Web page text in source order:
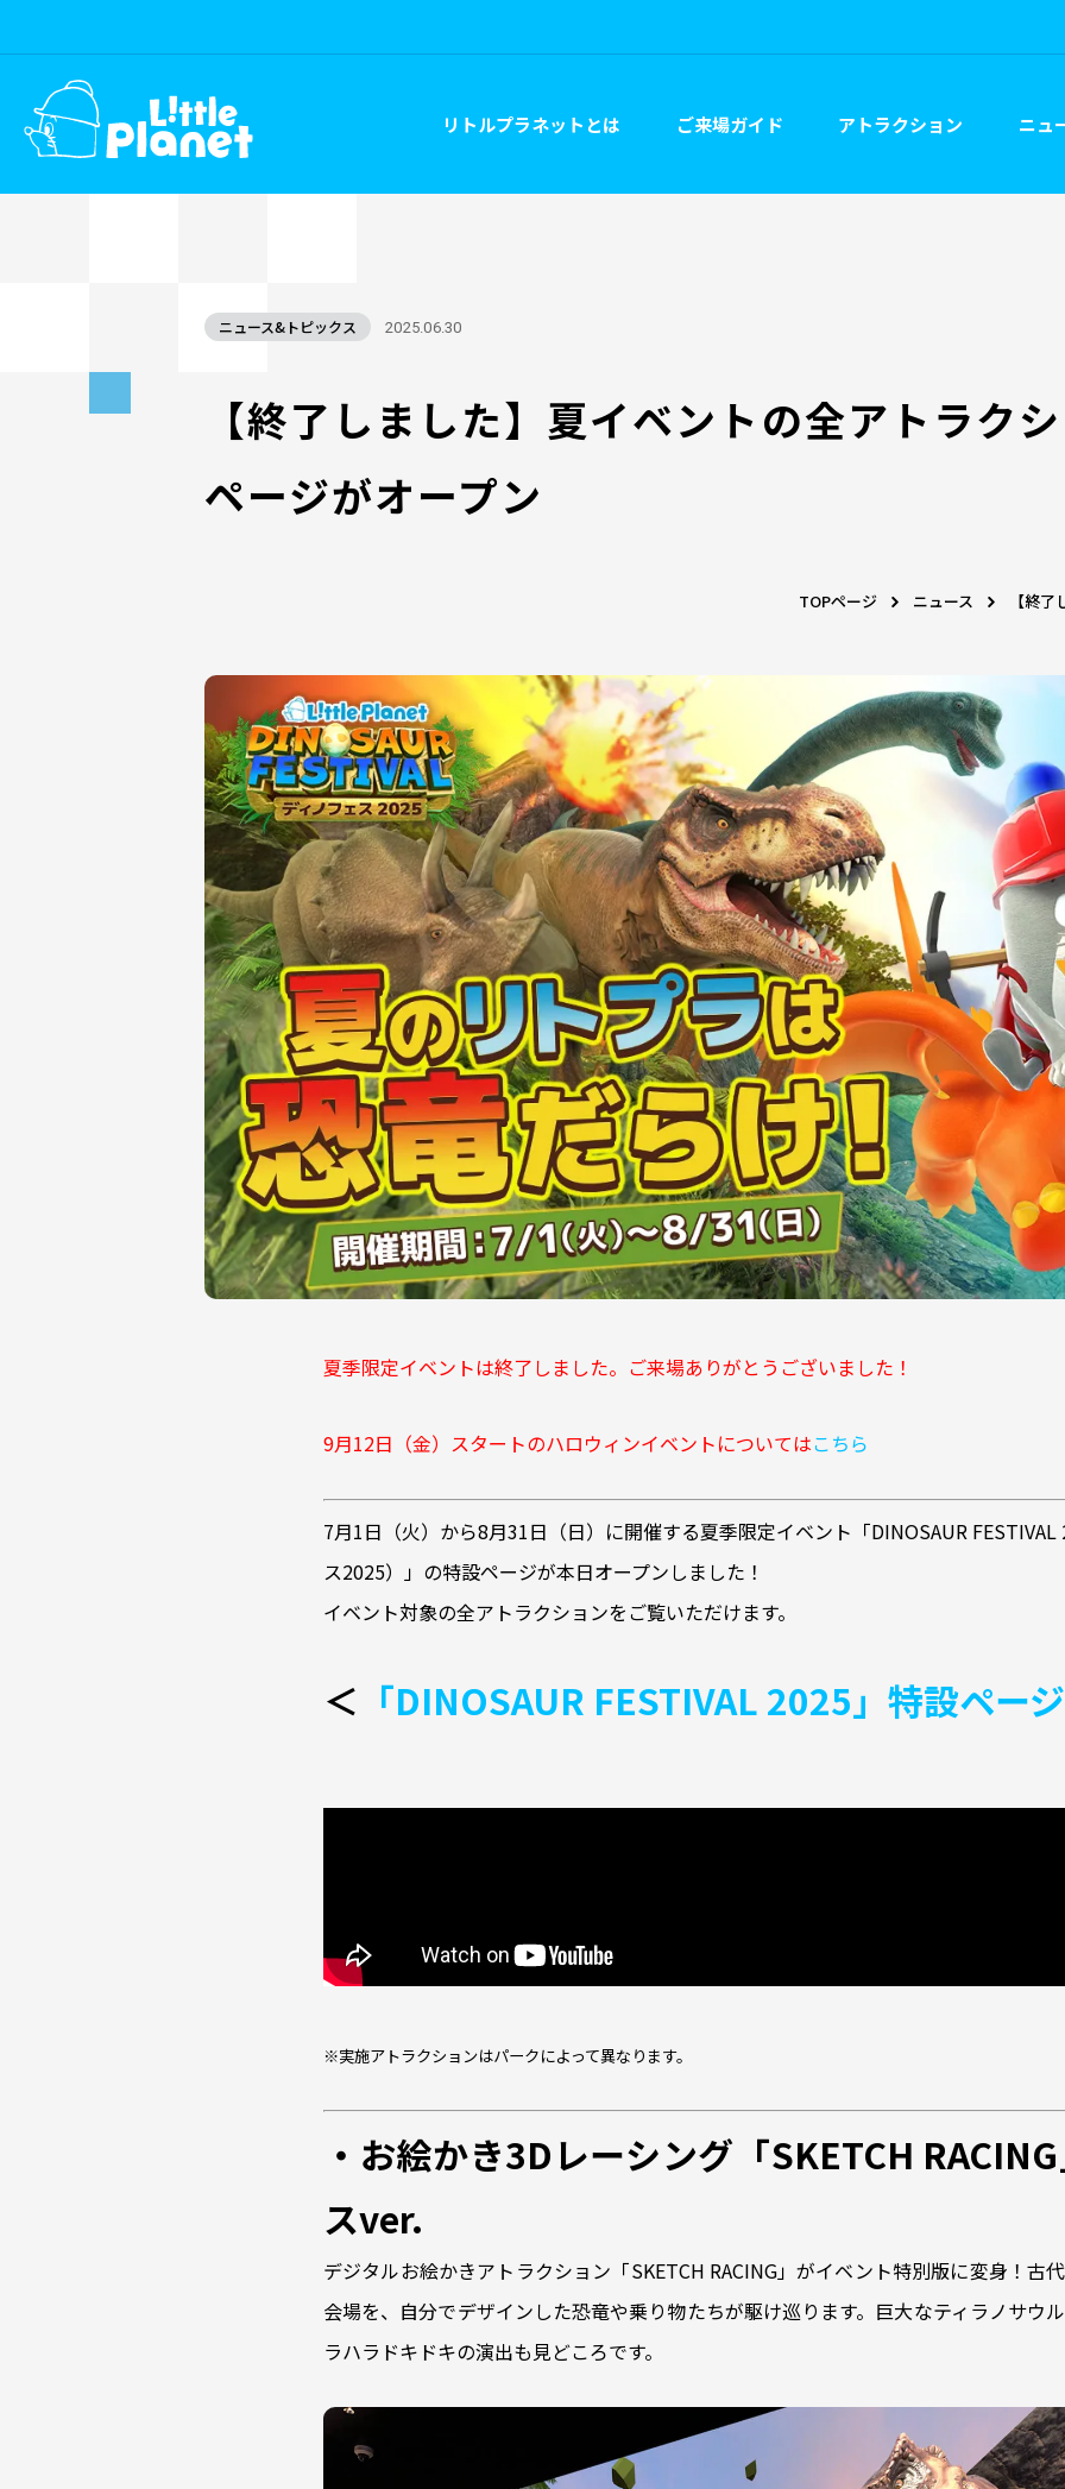
リトルプラネットとは ご来場ガイド アトラクション ニュ
ニュース&トピックス 2025.06.30
【終了しました】夏イベントの全アトラク
ページがオープン
TOPページ ニュース
夏季限定イベントは終了しました。ご来場ありがとうございました！
9月12日（金）スタートのハロウィンイベントについてはこちら
7月1日（火）から8月31日（日）に開催する夏季限定イベント「DINOSAUR
ス2025）」の特設ページが本日オープンしました！
イベント対象の全アトラクションをご覧いただけます。
＜ 「DINOSAUR FESTIVAL 2025」特設ページ
※実施アトラクションはパークによって異なります。
・お絵かき3Dレーシング「SKETCH
スver.
デジタルお絵かきアトラクション「SKETCH RACING」がイベント特別版に変身！古
会場を、自分でデザインした恐竜や乗り物たちが駆け巡ります。巨大なティラノサウ
ラハラドキドキの演出も見どころです。